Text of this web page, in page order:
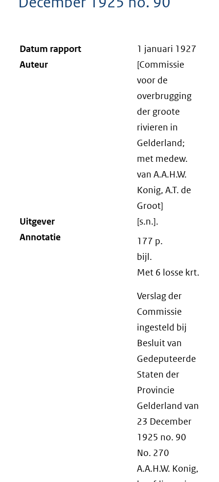
Datum rapport
1 januari 1927
Auteur
[Commissie
voor de
overbrugging
der groote
rivieren in
Gelderland;
met medew.
van A.A.H.W.
Konig, A.T. de
Groot]
Uitgever
[s.n.].
Annotatie
177 p.
bijl.
Met 6 losse krt.
Verslag der
Commissie
ingesteld bij
Besluit van
Gedeputeerde
Staten der
Provincie
Gelderland van
23 December
1925 no. 90
No. 270
A.A.H.W. Konig,